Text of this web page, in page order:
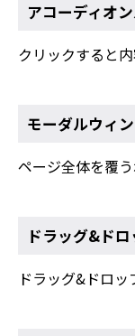
アコーディオ
クリックすると
モーダルウィ
ページ全体を覆
ドラッグ&ドロ
ドラッグ&ドロ